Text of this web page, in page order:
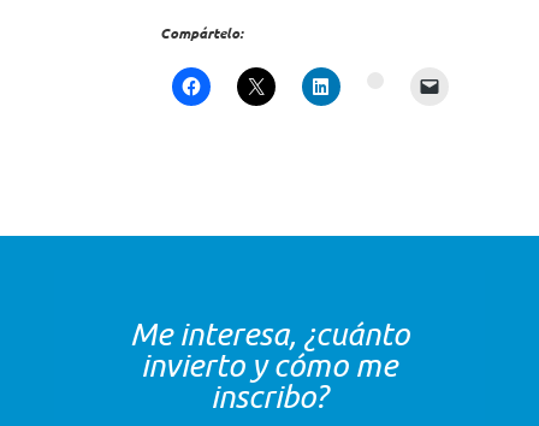
Compártelo:
Me interesa, ¿cuánto
invierto y cómo me
inscribo?